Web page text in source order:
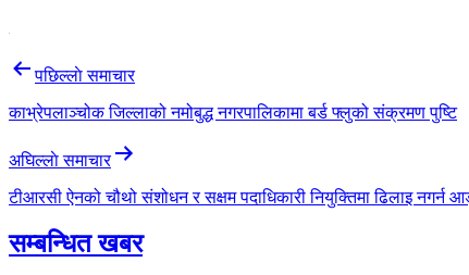
Post
navigation
पछिल्लाे समाचार
काभ्रेपलाञ्चोक जिल्लाको नमोबुद्ध नगरपालिकामा बर्ड फ्लुको संक्रमण पुष्टि
अघिल्लाे समाचार
टीआरसी ऐनको चौथो संशोधन र सक्षम पदाधिकारी नियुक्तिमा ढिलाइ नगर्न
सम्बन्धित खबर